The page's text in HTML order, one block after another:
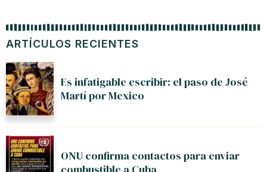
ARTÍCULOS RECIENTES
Es infatigable escribir: el paso de José
Martí por Mexico
ONU confirma contactos para enviar
combustible a Cuba